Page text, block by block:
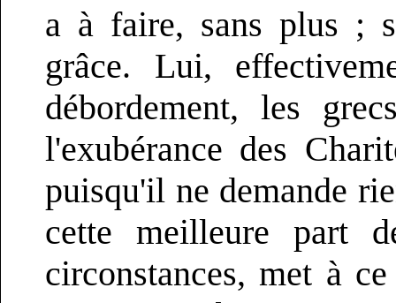
a à faire, sans plus ;
grâce. Lui,
débordement, les
l'exubérance des
puisqu'il ne demande
cette meilleure part
circonstances, met à